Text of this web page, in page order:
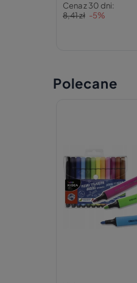
Cena z 30 dni:
8,41 zł -5%
Polecane